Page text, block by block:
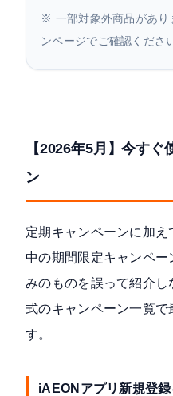
※ 一部対象外商品があり
ンページでご確認くださ
【2026年5月】今す
ン
定期キャンペーンに加
中の期間限定キャンペ
みのものを誤って紹介し
式のキャンペーン一覧で
す。
iAEONアプリ新規登